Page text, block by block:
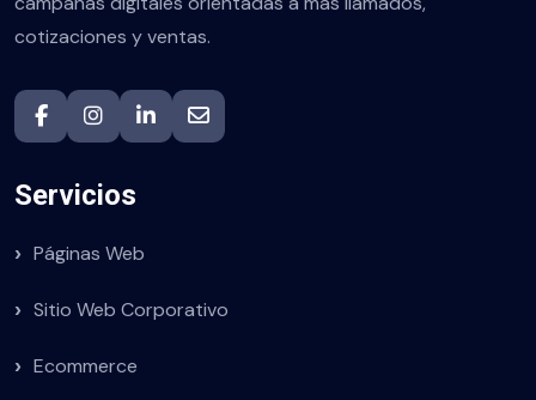
cotizaciones y ventas.
Servicios
Páginas Web
Sitio Web Corporativo
Ecommerce